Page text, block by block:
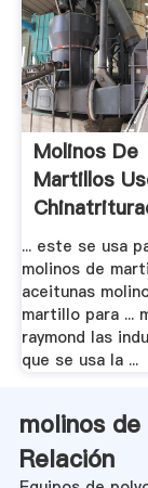
Molinos De
Martillos
... este se usa
molinos de
aceitunas
martillo para ...
raymond las
que se usa la ...
molinos
Relación